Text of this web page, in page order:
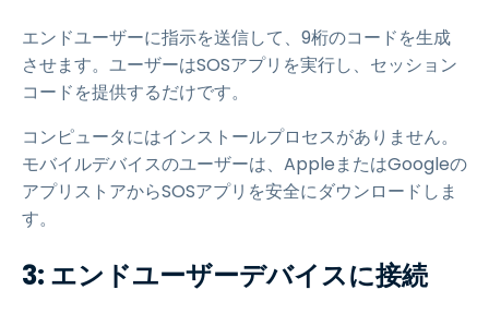
エンドユーザーに指示を送信して、9桁のコードを生成
させます。ユーザーはSOSアプリを実行し、セッション
コードを提供するだけです。
コンピュータにはインストールプロセスがありません。
モバイルデバイスのユーザーは、AppleまたはGoogleの
アプリストアからSOSアプリを安全にダウンロードしま
す。
3: エンドユーザーデバイスに接続